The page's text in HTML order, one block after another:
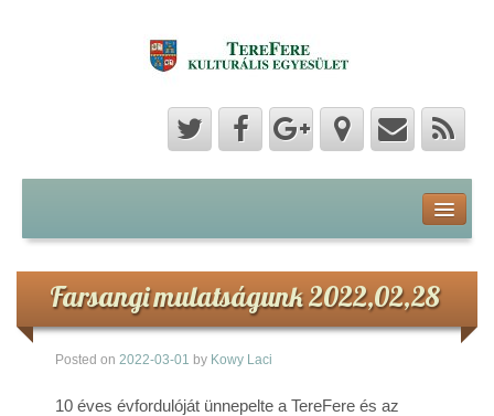
Hozzászólások
Hírek
Farsangi mulatságunk 2022,02,28
Posted on 2022-03-01 by Kowy Laci
10 éves évfordulóját ünnepelte a TereFere és az